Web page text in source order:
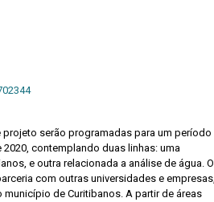
serão programadas para um período
contemplando duas linhas: uma
e outra relacionada a análise de água.
com outras universidades e empresas,
de Curitibanos. A partir de áreas